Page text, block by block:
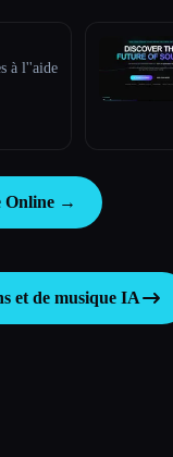
à l''aide
Online →
et de musique IA